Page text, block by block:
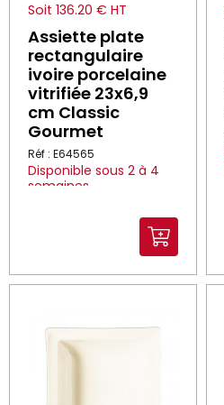
Soit 136.20 € HT
Assiette plate
rectangulaire
ivoire porcelaine
vitrifiée 23x6,9
cm Classic
Gourmet
Réf : E64565
Disponible sous 2 à 4
semaines